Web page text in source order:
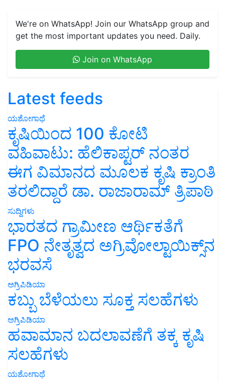
We're on WhatsApp! Join our WhatsApp group and
get the most important updates you need. Daily.
Join on WhatsApp
Latest feeds
ಯಶೋಗಾಥೆ
ಕೃಷಿಯಿಂದ 100 ಕೋಟಿ
ವಹಿವಾಟು: ಹೆಲಿಕಾಪ್ಟರ್ ನಂತರ
ಈಗ ವಿಮಾನದ ಮೂಲಕ ಕೃಷಿ ಕ್ರಾಂತಿ
ತರಲಿದ್ದಾರೆ ಡಾ. ರಾಜಾರಾಮ್ ತ್ರಿಪಾಠಿ
ಸುದ್ದಿಗಳು
ಭಾರತದ ಗ್ರಾಮೀಣ ಆರ್ಥಿಕತೆಗೆ
FPO ನೇತೃತ್ವದ ಅಗ್ರಿವೋಲ್ಟಾಯಿಕ್ಸ್‌ನ
ಭರವಸೆ
ಅಗ್ರಿಪಿಡಿಯಾ
ಕಬ್ಬು ಬೆಳೆಯಲು ಸೂಕ್ತ ಸಲಹೆಗಳು
ಅಗ್ರಿಪಿಡಿಯಾ
ಹವಾಮಾನ ಬದಲಾವಣೆಗೆ ತಕ್ಕ ಕೃಷಿ
ಸಲಹೆಗಳು
ಯಶೋಗಾಥೆ